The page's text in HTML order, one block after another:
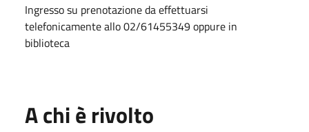
Ingresso su prenotazione da effettuarsi
telefonicamente allo 02/61455349 oppure in
biblioteca
A chi è rivolto